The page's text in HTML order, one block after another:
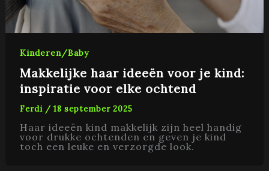
Kinderen/Baby
Makkelijke haar ideeën voor je kind:
inspiratie voor elke ochtend
Ferdi / 18 september 2025
Haar ideeën kind makkelijk zijn heel handig
voor drukke ochtenden en geven je kind
toch een leuke en verzorgde look.